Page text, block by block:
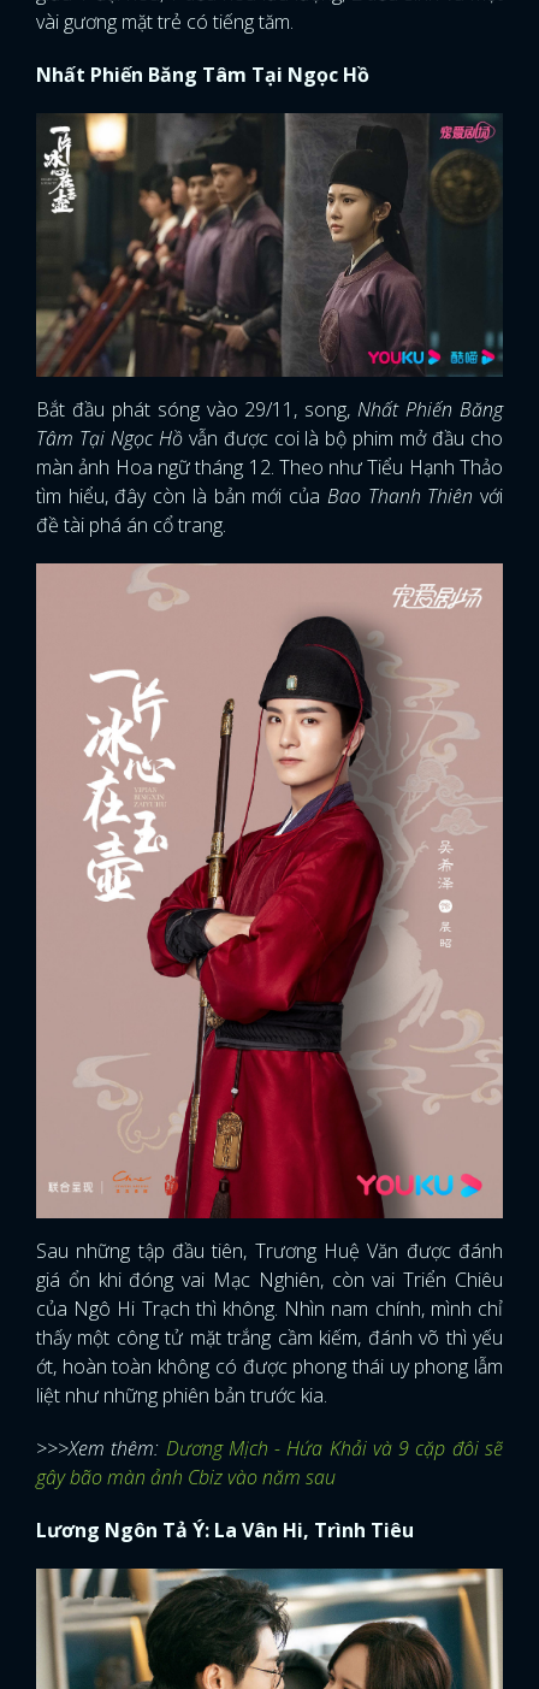
vài gương mặt trẻ có tiếng tăm.
Nhất Phiến Băng Tâm Tại Ngọc Hồ
Bắt đầu phát sóng vào 29/11, song,Nhất Phiến Băng
Tâm Tại Ngọc Hồvẫn được coi là bộ phim mở đầu cho
màn ảnh Hoa ngữ tháng 12. Theo như Tiểu Hạnh Thảo
tìm hiểu, đây còn là bản mới của Bao Thanh Thiênvới
đề tài phá án cổ trang.
Sau những tập đầu tiên, Trương Huệ Văn được đánh
giá ổn khi đóng vai Mạc Nghiên, còn vai Triển Chiêu
của Ngô Hi Trạch thì không. Nhìn nam chính, mình chỉ
thấy một công tử mặt trắng cầm kiếm, đánh võ thì yếu
ớt, hoàn toàn không có được phong thái uy phong lẫm
liệt như những phiên bản trước kia.
>>>Xem thêm: Dương Mịch - Hứa Khải và 9 cặp đôi sẽ
gây bão màn ảnh Cbiz vào năm sau
Lương Ngôn Tả Ý: La Vân Hi, Trình Tiêu